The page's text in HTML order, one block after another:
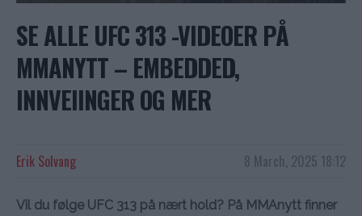
SE ALLE UFC 313 -VIDEOER PÅ
MMANYTT – EMBEDDED,
INNVEIINGER OG MER
8 March, 2025 18:12
Erik Solvang
Vil du følge UFC 313 på nært hold? På MMAnytt finner